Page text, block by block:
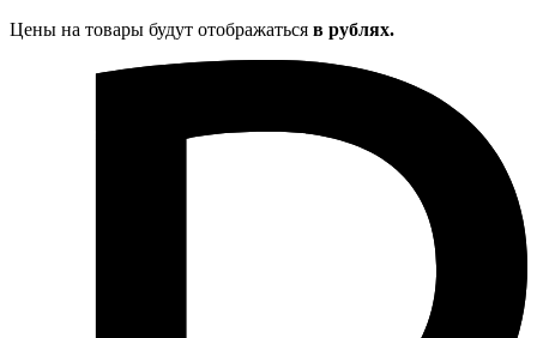
Цены на товары будут отображаться в рублях.